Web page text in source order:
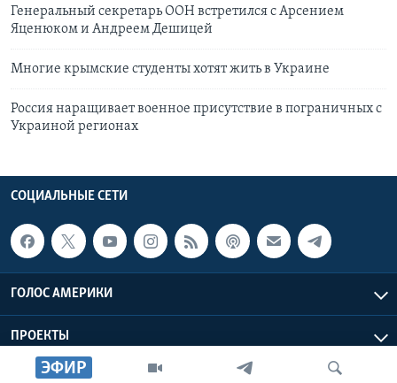
ЭФИР
Генеральный секретарь ООН встретился с Арсением
Яценюком и Андреем Дешицей
Многие крымские студенты хотят жить в Украине
Россия наращивает военное присутствие в пограничных с
Украиной регионах
СОЦИАЛЬНЫЕ СЕТИ
ГОЛОС АМЕРИКИ
ПРОЕКТЫ